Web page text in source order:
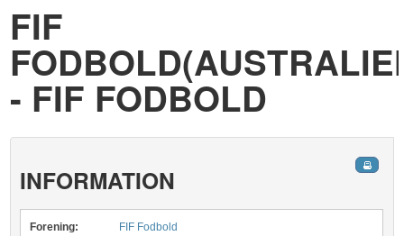
FIF
- FIF FODBOLD
INFORMATION
Forening: FIF Fodbold